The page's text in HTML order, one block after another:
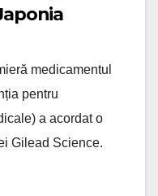
medicamentul
pentru
a acordat o
Gilead Science.